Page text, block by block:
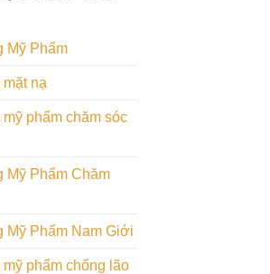
Mỹ Phẩm
nạ
phẩm chăm sóc
Mỹ Phẩm Chăm
Mỹ Phẩm Nam Giới
phẩm chống lão